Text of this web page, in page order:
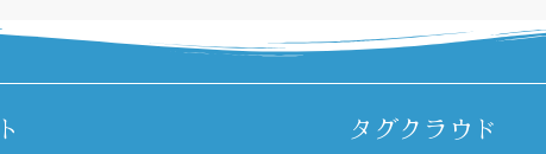
タグクラウド